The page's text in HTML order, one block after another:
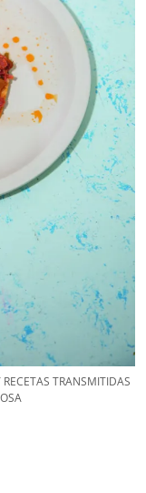
TRANSMITIDAS